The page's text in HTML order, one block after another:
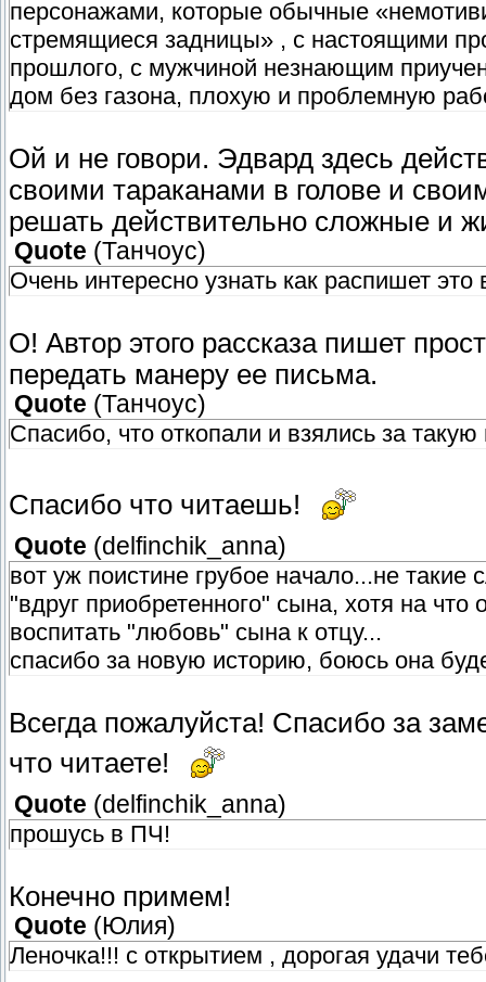
персонажами, которые обычные
стремящиеся задницы» , с настоящими
прошлого, с мужчиной незнающим
дом без газона, плохую и проблемную
Ой и не говори. Эдвард здесь
своими тараканами в голове и
решать действительно сложные и
Quote (Танчоус)
Очень интересно узнать как распишет это
О! Автор этого рассказа пишет
передать манеру ее письма.
Quote (Танчоус)
Спасибо, что откопали и взялись за
Спасибо что читаешь!
Quote (delfinchik_anna)
вот уж поистине грубое начало...не
"вдруг приобретенного" сына, хотя на
воспитать "любовь" сына к отцу...
спасибо за новую историю, боюсь она
Всегда пожалуйста! Спасибо за
что читаете!
Quote (delfinchik_anna)
прошусь в ПЧ!
Конечно примем!
Quote ( Юлия)
Леночка!!! с открытием , дорогая удачи